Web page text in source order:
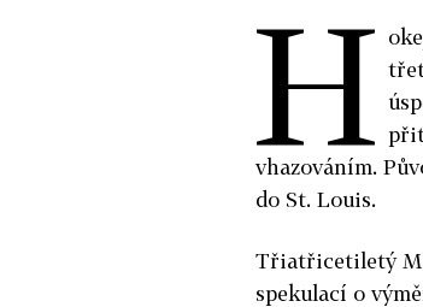
H
vhazováním.
do St. Louis.
Třiatřicetiletý
spekulací o